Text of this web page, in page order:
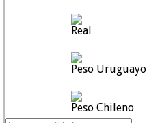
Real
Peso Uruguayo
Peso Chileno